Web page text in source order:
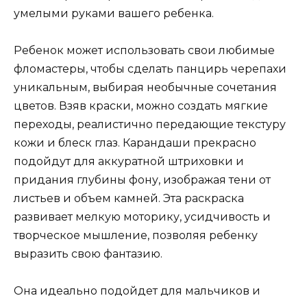
умелыми руками вашего ребенка.
Ребенок может использовать свои любимые
фломастеры, чтобы сделать панцирь черепахи
уникальным, выбирая необычные сочетания
цветов. Взяв краски, можно создать мягкие
переходы, реалистично передающие текстуру
кожи и блеск глаз. Карандаши прекрасно
подойдут для аккуратной штриховки и
придания глубины фону, изображая тени от
листьев и объем камней. Эта раскраска
развивает мелкую моторику, усидчивость и
творческое мышление, позволяя ребенку
выразить свою фантазию.
Она идеально подойдет для мальчиков и